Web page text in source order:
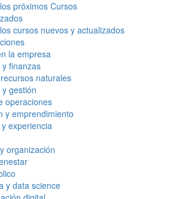
próximos Cursos
cursos nuevos y actualizados
la empresa
finanzas
naturales
gestión
operaciones
y emprendimiento
experiencia
organización
y data science